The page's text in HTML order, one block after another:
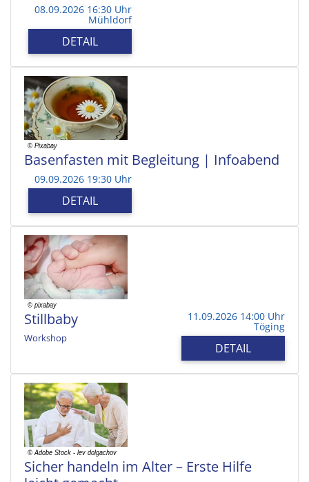
08.09.2026 16:30 Uhr
Mühldorf
DETAIL
Basenfasten mit Begleitung | Infoabend
09.09.2026 19:30 Uhr
DETAIL
Stillbaby
Workshop
11.09.2026 14:00 Uhr
Töging
DETAIL
Sicher handeln im Alter – Erste Hilfe